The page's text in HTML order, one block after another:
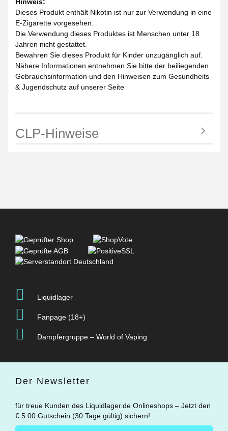
Dieses Produkt enthält Nikotin ist nur zur Verwendung in eine
E-Zigarette vorgesehen.
Die Verwendung dieses Produktes ist Menschen unter 18
Jahren nicht gestattet.
Bewahren Sie dieses Produkt für Kinder unzugänglich auf.
Nähere Informationen entnehmen Sie bitte der beiliegenden
Gebrauchsinformation und den Hinweisen zum Gesundheits
& Jugendschutz auf unserer Seite
CLP-Hinweise
Liquidlager
Fanpage (18+)
Dampfergruppe – World of Vaping
Der Newsletter
für treue Kunden des Liquidlager.de Onlineshops – Jetzt den
€ 5.00 Gutschein (30 Tage gültig) sichern!